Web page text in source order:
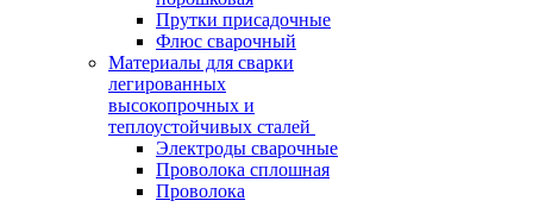
Прутки присадочные
Флюс сварочный
Материалы для сварки
легированных
высокопрочных и
теплоустойчивых сталей
Электроды сварочные
Проволока сплошная
Проволока